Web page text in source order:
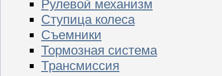
Рулевой механизм
Ступица колеса
Съемники
Тормозная система
Трансмиссия